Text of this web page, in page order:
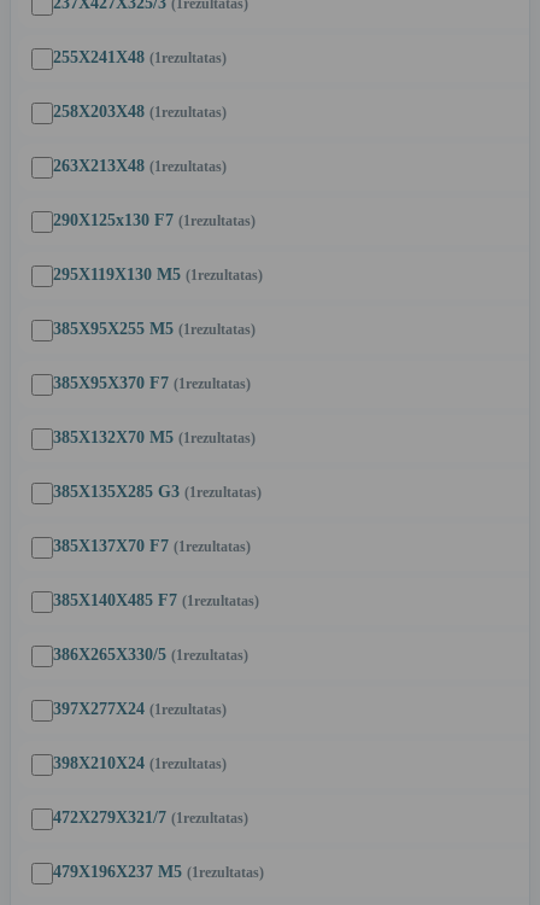
255X241X48 (1 rezultatas)
258X203X48 (1 rezultatas)
263X213X48 (1 rezultatas)
290X125x130 F7 (1 rezultatas)
295X119X130 M5 (1 rezultatas)
385X95X255 M5 (1 rezultatas)
385X95X370 F7 (1 rezultatas)
385X132X70 M5 (1 rezultatas)
385X135X285 G3 (1 rezultatas)
385X137X70 F7 (1 rezultatas)
385X140X485 F7 (1 rezultatas)
386X265X330/5 (1 rezultatas)
397X277X24 (1 rezultatas)
398X210X24 (1 rezultatas)
472X279X321/7 (1 rezultatas)
479X196X237 M5 (1 rezultatas)